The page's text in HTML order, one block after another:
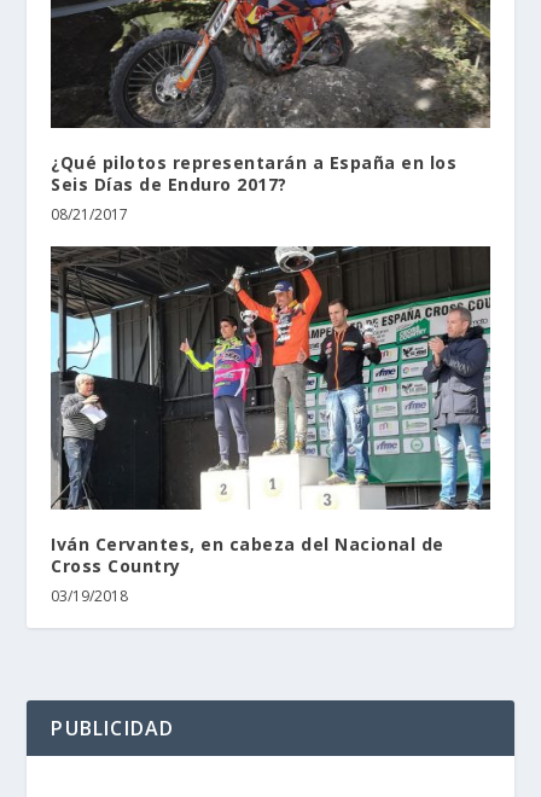
¿Qué pilotos representarán a España en los
Seis Días de Enduro 2017?
08/21/2017
Iván Cervantes, en cabeza del Nacional de
Cross Country
03/19/2018
PUBLICIDAD